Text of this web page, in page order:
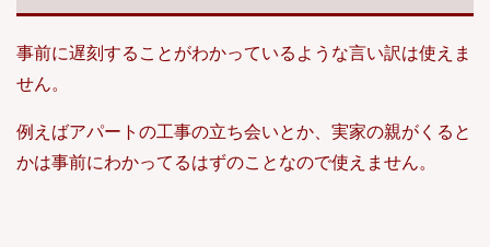
事前に遅刻することがわかっているような言い訳は使えま
せん。
例えばアパートの工事の立ち会いとか、実家の親がくると
かは事前にわかってるはずのことなので使えません。